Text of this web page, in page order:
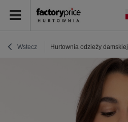
Wstecz Hurtownia odzieży damskiej